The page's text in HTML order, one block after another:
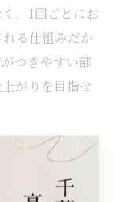
、1回ごとにお
る仕組みだか
つきやすい部
がりを目指せ
実感した」
が多く、無理
した施術だと